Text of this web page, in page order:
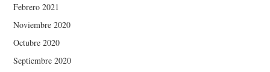
Febrero 2021
Noviembre 2020
Octubre 2020
Septiembre 2020